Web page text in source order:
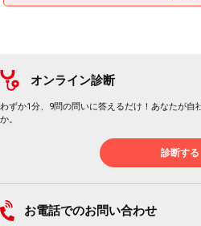
オンライン診断
わずか1分、9問の問いに答えるだけ！あなたが自
か。
診断する
お電話でのお問い合わせ